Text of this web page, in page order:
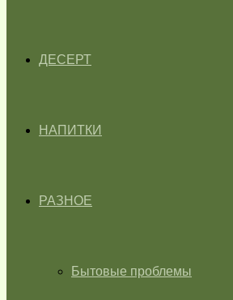
ДЕСЕРТ
НАПИТКИ
РАЗНОЕ
Бытовые проблемы